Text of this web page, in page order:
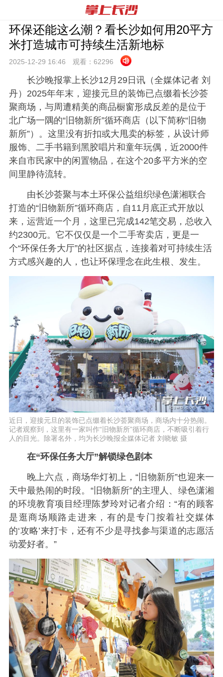
环保还能这么潮？看长沙如何用20平方
米打造城市可持续生活新地标
2025-12-29 16:46 观看： 62296
长沙晚报掌上长沙12月29日讯（全媒体记者 刘
丹） 2025年年末，迎接元旦的装饰已点缀着长沙荟
聚商场，与周遭精美的商品橱窗形成反差的是位于
北广场一隅的“旧物新所”循环商店（以下简称“旧物
新所”）。这里没有折扣或大甩卖的标签，从设计师
服饰、二手书籍到黑胶唱片和童年玩偶，近2000件
来自市民家中的闲置物品，在这个20多平方米的空
间里静待流转。
由长沙荟聚与本土环保公益组织绿色潇湘联合
打造的“旧物新所”循环商店，自11月底正式开放以
来，运营近一个月，这里已完成142笔交易，总收入
约2300元。它不仅仅是一个二手寄卖店，更是一
个“环保任务大厅”的社区据点，连接着对可持续生活
方式感兴趣的人，也让环保理念在此生根、发生。
近日，迎接元旦的装饰已点缀着长沙荟聚商场，商场内十分热闹。
记者观察到，这里有一家叫作“旧物新所”循环商店，不断吸引着行
人的目光。除署名外，均为长沙晚报全媒体记者 刘晓敏 摄
在“环保任务大厅”解锁绿色剧本
晚上六点，商场华灯初上，“旧物新所”也迎来一
天中最热闹的时段。“旧物新所”的主理人、绿色潇湘
的环境教育项目经理陈梦玲对记者介绍：“有的顾客
是逛商场顺路走进来，有的是专门按着社交媒体
的‘攻略’来打卡，还有不少是寻找参与渠道的志愿活
动爱好者。”